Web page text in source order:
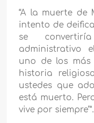
“A la muerte de
intento de
se
administrativo
uno de los más
historia
ustedes que
está muerto.
vive por siempre’”.